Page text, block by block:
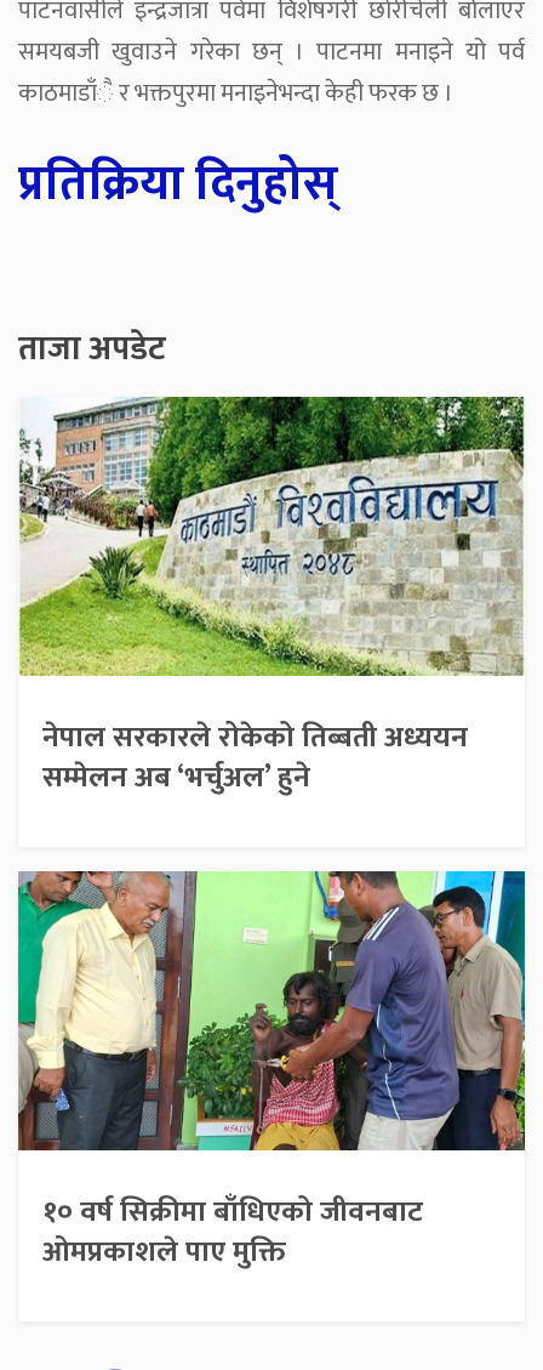
पाटनवासीले इन्द्रजात्रा पर्वमा विशेषगरी छोरीचेली बोलाएर
समयबजी खुवाउने गरेका छन् । पाटनमा मनाइने यो पर्व
काठमाडाँै र भक्तपुरमा मनाइनेभन्दा केही फरक छ ।
प्रतिक्रिया दिनुहोस्
ताजा अपडेट
नेपाल सरकारले रोकेको तिब्बती अध्ययन
सम्मेलन अब ‘भर्चुअल’ हुने
१० वर्ष सिक्रीमा बाँधिएको जीवनबाट
ओमप्रकाशले पाए मुक्ति